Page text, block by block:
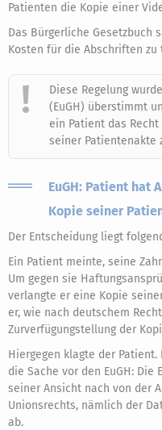
Patienten die Kopie einer
Das Bürgerliche Gesetzbuch
Kosten für die Abschriften zu
Diese Regelung
(EuGH) überstimmt
ein Patient das
seiner Patientenakte
EuGH: Patient hat
Kopie seiner
Der Entscheidung liegt
Ein Patient meinte, seine
Um gegen sie
verlangte er eine Kopie
er, wie nach deutschem
Zurverfügungstellung der
Hiergegen klagte der
die Sache vor den EuGH:
seiner Ansicht nach von der
Unionsrechts, nämlich der
ab.